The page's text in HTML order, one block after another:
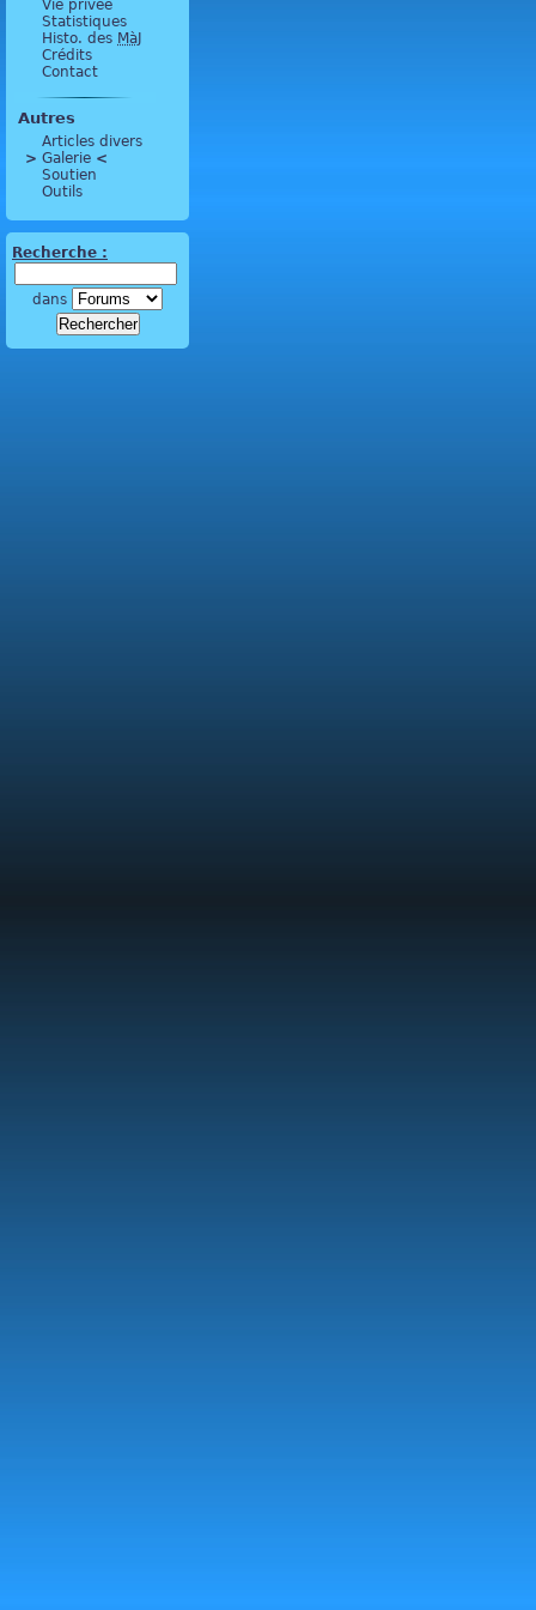
Vie privée
Statistiques
Histo. des MàJ
Crédits
Contact
Autres
Articles divers
> Galerie <
Soutien
Outils
Recherche :
dans